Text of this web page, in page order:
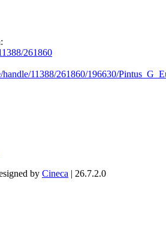
261860
handle/11388/261860/196630/
by Cineca | 26.7.2.0